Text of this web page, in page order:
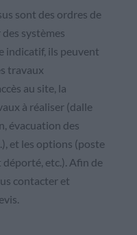
sont des ordres de
systèmes
indicatif, ils peuvent
travaux
au site, la
à réaliser (dalle
évacuation des
et les options (poste
déporté, etc.). Afin de
contacter et